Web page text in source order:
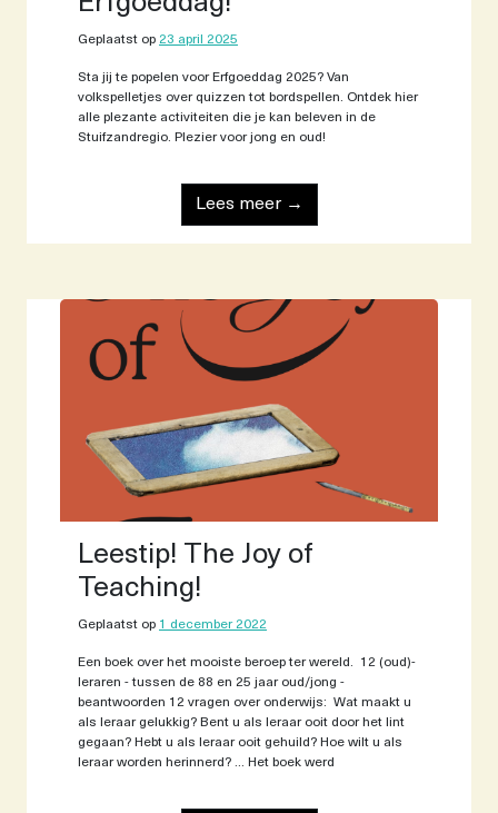
Geplaatst op 23 april 2025
Sta jij te popelen voor Erfgoeddag 2025? Van
volkspelletjes over quizzen tot bordspellen. Ontdek hier
alle plezante activiteiten die je kan beleven in de
Stuifzandregio. Plezier voor jong en oud!
Lees meer →
Leestip! The Joy of
Teaching!
Geplaatst op 1 december 2022
Een boek over het mooiste beroep ter wereld. 12 (oud)-
leraren - tussen de 88 en 25 jaar oud/jong -
beantwoorden 12 vragen over onderwijs: Wat maakt u
als leraar gelukkig? Bent u als leraar ooit door het lint
gegaan? Hebt u als leraar ooit gehuild? Hoe wilt u als
leraar worden herinnerd? ... Het boek werd